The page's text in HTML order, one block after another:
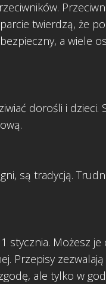
twierdzą, że
a wiele
dorośli i dzieci.
są tradycją.
Możesz je
Przepisy
ale tylko w